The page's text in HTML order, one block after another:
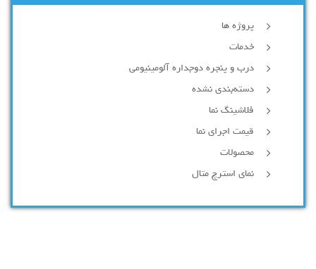
پروژه ها
خدمات
درب و پنجره دوجداره آلومینیومی
دسته‌بندی نشده
فلاشینگ نما
قیمت اجرای نما
محصولات
نمای استرچ متال